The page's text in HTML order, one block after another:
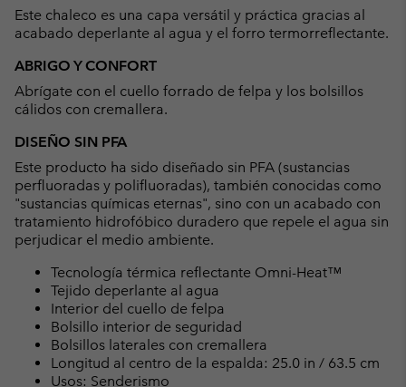
Este chaleco es una capa versátil y práctica gracias al
acabado deperlante al agua y el forro termorreflectante.
ABRIGO Y CONFORT
Abrígate con el cuello forrado de felpa y los bolsillos
cálidos con cremallera.
DISEÑO SIN PFA
Este producto ha sido diseñado sin PFA (sustancias
perfluoradas y polifluoradas), también conocidas como
"sustancias químicas eternas", sino con un acabado con
tratamiento hidrofóbico duradero que repele el agua sin
perjudicar el medio ambiente.
Tecnología térmica reflectante Omni-Heat™
Tejido deperlante al agua
Interior del cuello de felpa
Bolsillo interior de seguridad
Bolsillos laterales con cremallera
Longitud al centro de la espalda: 25.0 in / 63.5 cm
Usos: Senderismo